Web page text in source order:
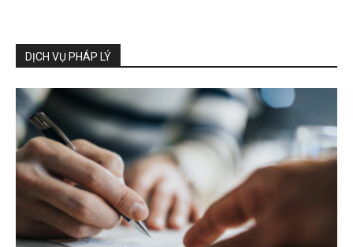
DỊCH VỤ PHÁP LÝ